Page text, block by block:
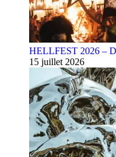
HELLFEST 2026 –
15 juillet 2026